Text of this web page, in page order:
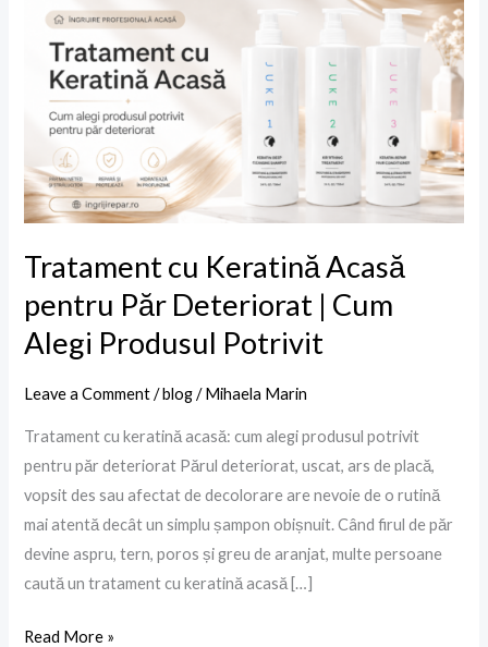
Tratament cu Keratină Acasă
pentru Păr Deteriorat | Cum
Alegi Produsul Potrivit
Leave a Comment /blog/Mihaela Marin
Tratament cu keratină acasă: cum alegi produsul potrivit
pentru păr deteriorat Părul deteriorat, uscat, ars de placă,
vopsit des sau afectat de decolorare are nevoie de o rutină
mai atentă decât un simplu șampon obișnuit. Când firul de păr
devine aspru, tern, poros și greu de aranjat, multe persoane
caută un tratament cu keratină acasă […]
Keratină
Acasă
pentru
Păr
Deteriorat
|
Cum
Alegi
Potrivit
Read More »